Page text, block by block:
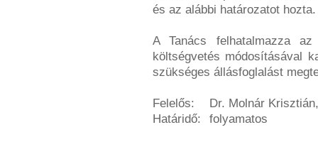
és az alábbi határozatot hozta.
A Tanács felhatalmazza
költségvetés módosításával
szükséges állásfoglalást
Felelős:
Dr. Molnár
Határidő:
folyamatos